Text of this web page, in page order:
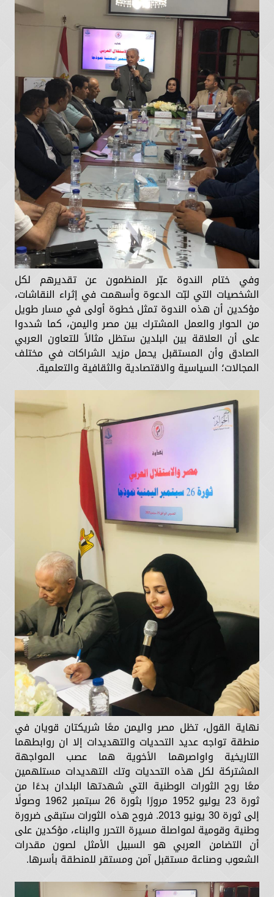
وفي ختام الندوة عبّر المنظمون عن تقديرهم لكل
الشخصيات التي لبّت الدعوة وأسهمت في إثراء النقاشات،
مؤكدين أن هذه الندوة تمثل خطوة أولى في مسار طويل
من الحوار والعمل المشترك بين مصر واليمن، كما شددوا
على أن العلاقة بين البلدين ستظل مثالاً للتعاون العربي
الصادق وأن المستقبل يحمل مزيد الشراكات في مختلف
المجالات؛ السياسية والاقتصادية والثقافية والتعلمية.
نهاية القول، تظل مصر واليمن معًا شريكتان قويان في
منطقة تواجه عديد التحديات والتهديدات إلا ان روابطهما
التاريخية واواصرهما الأخوية هما عصب المواجهة
المشتركة لكل هذه التحديات وتك التهديدات مستلهمين
معًا روح الثورات الوطنية التي شهدتها البلدان بدءًا من
ثورة 23 يوليو 1952 مرورًا بثورة 26 سبتمبر 1962 وصولًا
إلى ثورة 30 يونيو 2013. فروح هذه الثورات ستبقى ضرورة
وطنية وقومية لمواصلة مسيرة التحرر والبناء، مؤكدين على
أن التضامن العربي هو السبيل الأمثل لصون مقدرات
الشعوب وصناعة مستقبل آمن ومستقر للمنطقة بأسرها.